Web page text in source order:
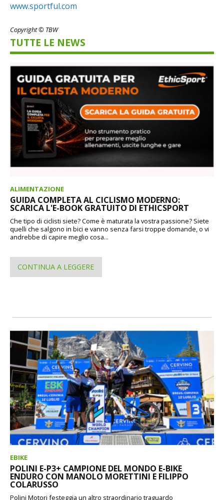
www.sportful.com
Copyright © TBW
TUTTE LE NEWS
ALIMENTAZIONE
GUIDA COMPLETA AL CICLISMO MODERNO:
SCARICA L'E-BOOK GRATUITO DI ETHICSPORT
Che tipo di ciclisti siete? Come è maturata la vostra passione? Siete
quelli che salgono in bici e vanno senza farsi troppe domande, o vi
andrebbe di capire meglio cosa...
CONTINUA A LEGGERE
EBIKE
POLINI E-P3+ CAMPIONE DEL MONDO E-BIKE
ENDURO CON MANOLO MORETTINI E FILIPPO
COLARUSSO
Polini Motori festeggia un altro straordinario traguardo